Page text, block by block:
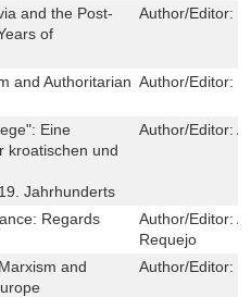
and the Post-
of
Author/Editor:
and Authoritarian Author/Editor:
Eine
kroatischen und
Jahrhunderts
Author/Editor:
Regards
Author/Editor:
Requejo
and
Author/Editor: